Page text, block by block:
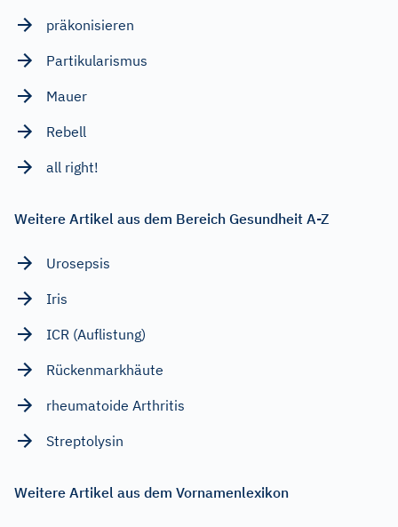
präkonisieren
Partikularismus
Mauer
Rebell
all right!
Weitere Artikel aus dem Bereich Gesundheit A-Z
Urosepsis
Iris
ICR (Auflistung)
Rückenmarkhäute
rheumatoide Arthritis
Streptolysin
Weitere Artikel aus dem Vornamenlexikon